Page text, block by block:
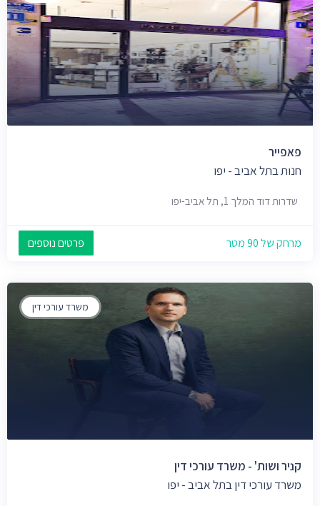
פאפייר
חנות בתל אביב - יפו
שדרות דוד המלך 1, תל אביב-יפו
מרחק של 90 מטר פרטים נוספים
משרד עורכי דין
קניר ושות' - משרד עורכי דין
משרד עורכי דין בתל אביב - יפו